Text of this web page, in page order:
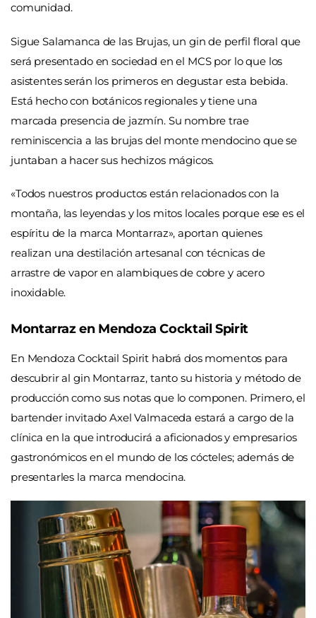
comunidad.
Sigue Salamanca de las Brujas, un gin de perfil floral que
será presentado en sociedad en el MCS por lo que los
asistentes serán los primeros en degustar esta bebida.
Está hecho con botánicos regionales y tiene una
marcada presencia de jazmín. Su nombre trae
reminiscencia a las brujas del monte mendocino que se
juntaban a hacer sus hechizos mágicos.
«Todos nuestros productos están relacionados con la
montaña, las leyendas y los mitos locales porque ese es el
espíritu de la marca Montarraz», aportan quienes
realizan una destilación artesanal con técnicas de
arrastre de vapor en alambiques de cobre y acero
inoxidable.
Montarraz en Mendoza Cocktail Spirit
En Mendoza Cocktail Spirit habrá dos momentos para
descubrir al gin Montarraz, tanto su historia y método de
producción como sus notas que lo componen. Primero, el
bartender invitado Axel Valmaceda estará a cargo de la
clínica en la que introducirá a aficionados y empresarios
gastronómicos en el mundo de los cócteles; además de
presentarles la marca mendocina.